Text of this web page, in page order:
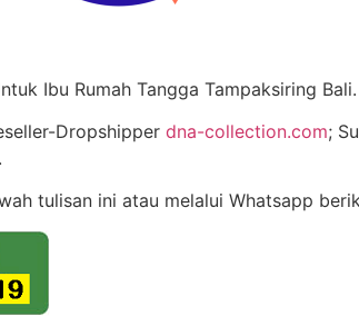
Ibu Rumah Tangga Tampaksiring Bali.
Dropshipper dna-collection.com;
tulisan ini atau melalui Whatsapp